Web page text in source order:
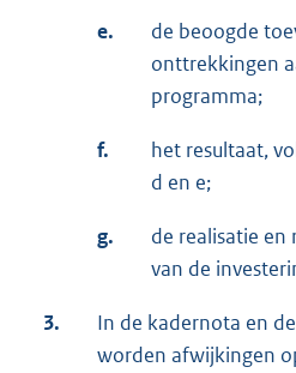
e.
de beoogde
onttrekkingen
programma;
f.
het resultaat,
d en e;
g.
de realisatie
van de
3.
In de kadernota en
worden afwijkingen